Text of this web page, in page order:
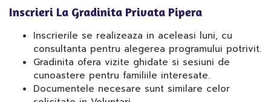
Inscrieri La Gradinita Privata Pipera
Inscrierile se realizeaza in aceleasi luni, cu
consultanta pentru alegerea programului potrivit.
Gradinita ofera vizite ghidate si sesiuni de
cunoastere pentru familiile interesate.
Documentele necesare sunt similare celor